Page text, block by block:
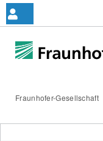
Fraunhofer-Gesellschaft